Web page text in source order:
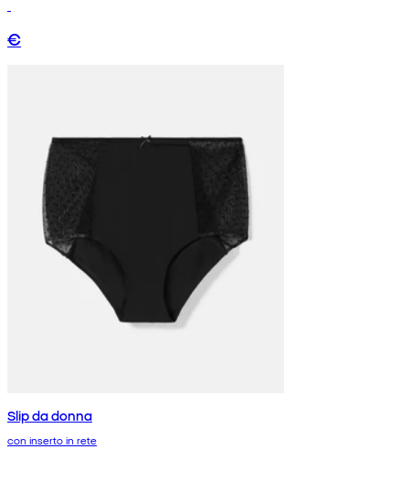
€
Slip da donna
con inserto in rete